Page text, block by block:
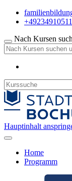
Nach Kursen
Hauptinhalt
Home
Programm